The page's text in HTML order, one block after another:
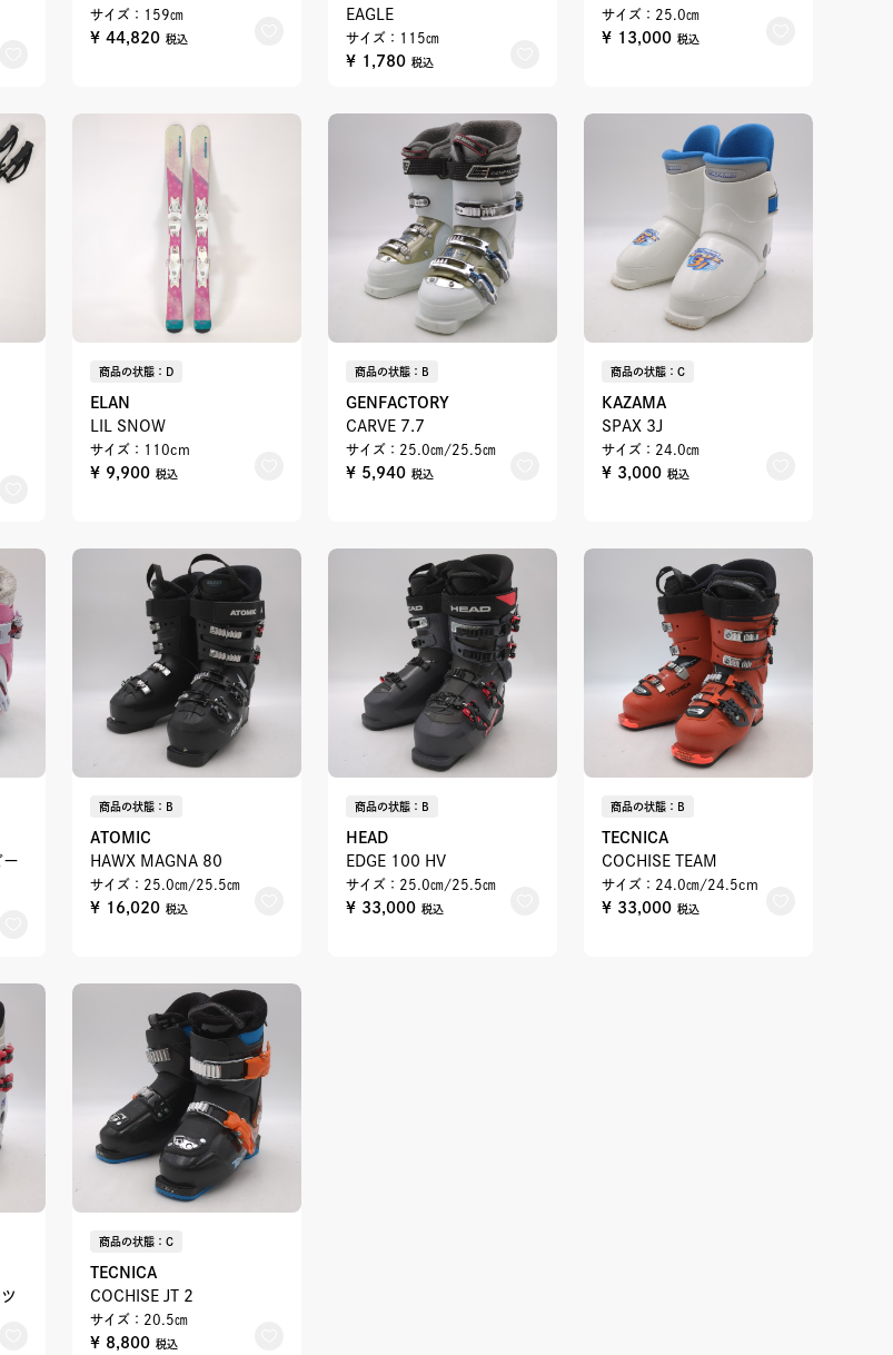
サイズ：159㎝
¥ 44,820 税込
EAGLE
サイズ：115㎝
¥ 1,780 税込
サイズ：25.0㎝
¥ 13,000 税込
商品の状態：D
ELAN
LIL SNOW
サイズ：110cm
¥ 9,900 税込
商品の状態：B
GENFACTORY
CARVE 7.7
サイズ：25.0㎝/25.5㎝
¥ 5,940 税込
商品の状態：C
KAZAMA
SPAX 3J
サイズ：24.0㎝
¥ 3,000 税込
商品の状態：B
ATOMIC
HAWX MAGNA 80
サイズ：25.0㎝/25.5㎝
¥ 16,020 税込
商品の状態：B
HEAD
EDGE 100 HV
サイズ：25.0㎝/25.5㎝
¥ 33,000 税込
商品の状態：B
TECNICA
COCHISE TEAM
サイズ：24.0㎝/24.5cm
¥ 33,000 税込
商品の状態：C
TECNICA
COCHISE JT 2
サイズ：20.5㎝
¥ 8,800 税込